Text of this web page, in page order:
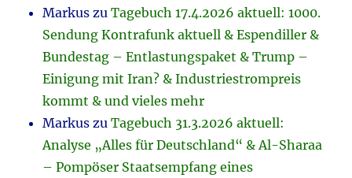
Markus zuTagebuch 17.4.2026 aktuell: 1000.
Sendung Kontrafunk aktuell & Espendiller &
Bundestag – Entlastungspaket & Trump –
Einigung mit Iran? & Industriestrompreis
kommt & und vieles mehr
Markus zuTagebuch 31.3.2026 aktuell:
Analyse „Alles für Deutschland“ & Al-Sharaa
– Pompöser Staatsempfang eines